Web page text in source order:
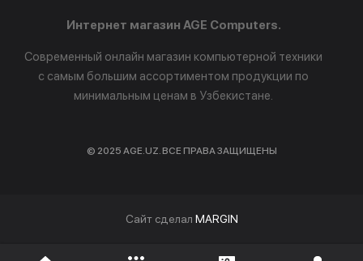
Интернет магазин AGE Computers.
Современный онлайн магазин компьютерной техники
с самым большим ассортиментом продукции по
минимальным ценам в Узбекистане.
© 2025 AGE.UZ. ВСЕ ПРАВА ЗАЩИЩЕНЫ
Cайт сделал MARGIN